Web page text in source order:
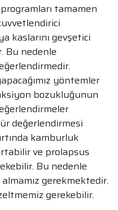
tamamen
kaslarını gevşetici
Bu nedenle
yöntemler
bozukluğunun
değerlendirmesi
kamburluk
ve prolapsus
Bu nedenle
gerekmektedir.
gerekebilir.